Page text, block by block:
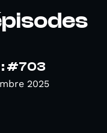
: #703
2025